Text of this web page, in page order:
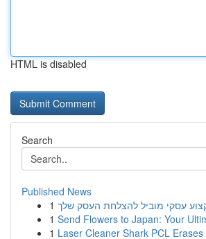
HTML is disabled
Search
Published News
1 עסקי מוביל להצלחת העסק שלך
1 Send Flowers to Japan: Your
1 Laser Cleaner Shark PCL